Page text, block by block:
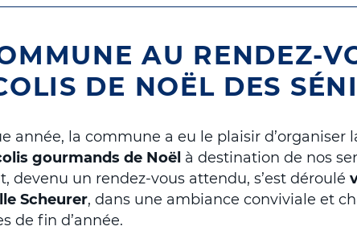
AU RENDEZ-
DE NOËL DES
année, la commune a eu le plaisir d’organiser
gourmands de Noël à destination de nos
devenu un rendez-vous attendu, s’est déroulé
Scheurer, dans une ambiance conviviale et
de fin d’année.